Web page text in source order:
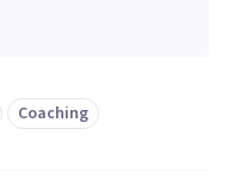
Coaching